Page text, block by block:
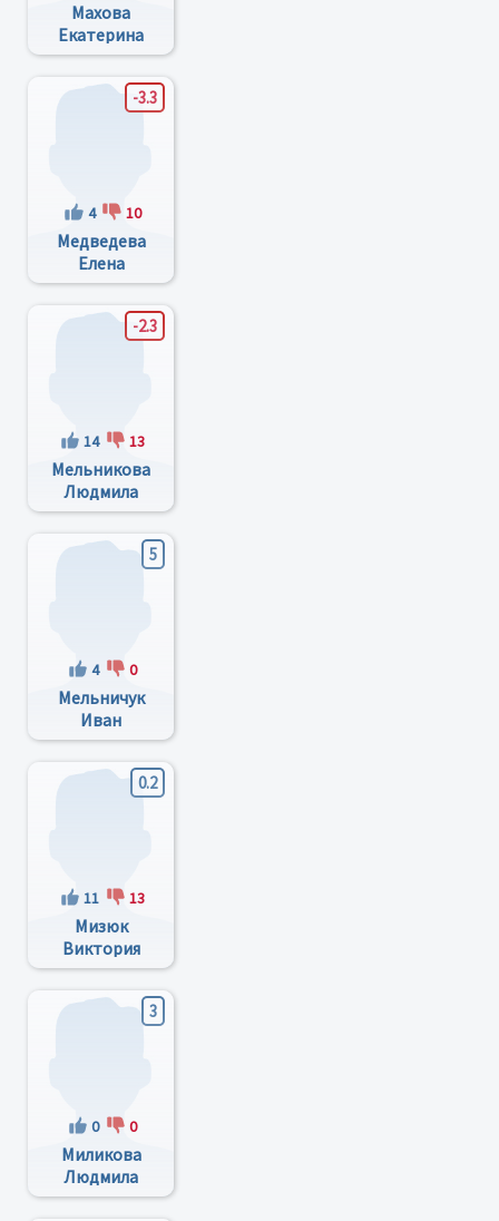
Махова
Екатерина
Сергеевна
-3.3
4 10
Медведева
Елена
Юрьевна
-2.3
14 13
Мельникова
Людмила
Семёновна
5
4 0
Мельничук
Иван
Петрович
0.2
11 13
Мизюк
Виктория
Анатольевна
3
0 0
Миликова
Людмила
Семеновна